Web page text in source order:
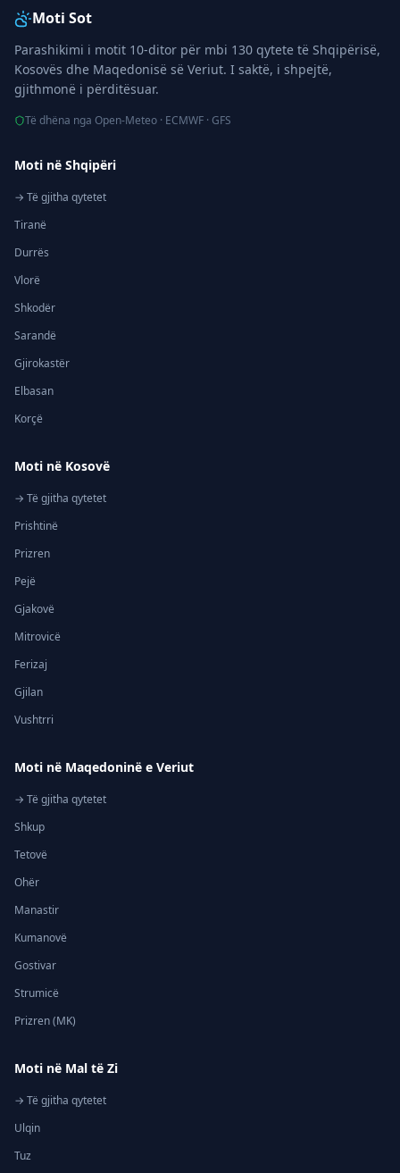
Moti Sot
Parashikimi i motit 10-ditor për mbi 130 qytete të Shqipërisë,
Kosovës dhe Maqedonisë së Veriut. I saktë, i shpejtë,
gjithmonë i përditësuar.
Të dhëna nga Open-Meteo · ECMWF · GFS
Moti në Shqipëri
→ Të gjitha qytetet
Tiranë
Durrës
Vlorë
Shkodër
Sarandë
Gjirokastër
Elbasan
Korçë
Moti në Kosovë
→ Të gjitha qytetet
Prishtinë
Prizren
Pejë
Gjakovë
Mitrovicë
Ferizaj
Gjilan
Vushtrri
Moti në Maqedoninë e Veriut
→ Të gjitha qytetet
Shkup
Tetovë
Ohër
Manastir
Kumanovë
Gostivar
Strumicë
Prizren (MK)
Moti në Mal të Zi
→ Të gjitha qytetet
Ulqin
Tuz